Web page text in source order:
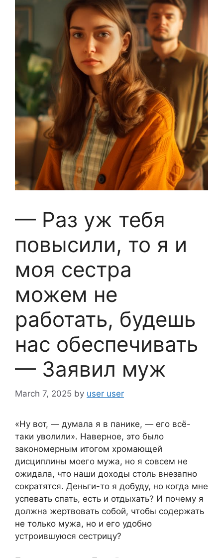
— Раз уж тебя
повысили, то я и
моя сестра
можем не
работать, будешь
нас обеспечивать
— Заявил муж
March 7, 2025 by user user
«Ну вот, — думала я в панике, — его всё-
таки уволили». Наверное, это было
закономерным итогом хромающей
дисциплины моего мужа, но я совсем не
ожидала, что наши доходы столь внезапно
сократятся. Деньги-то я добуду, но когда мне
успевать спать, есть и отдыхать? И почему я
должна жертвовать собой, чтобы содержать
не только мужа, но и его удобно
устроившуюся сестрицу?